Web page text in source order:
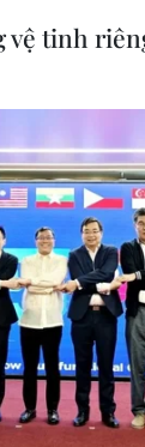
Mỹ công bố
trong quý
năm trước,
từ Dow
vệ tinh